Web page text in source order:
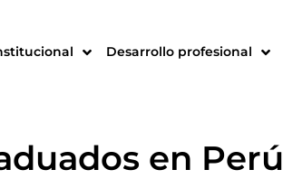
Desarrollo profesional
en Perú